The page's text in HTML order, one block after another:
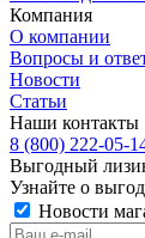
Компания
О компании
Вопросы и
Новости
Статьи
Наши контакты
8 (800) 222-05-
Выгодный
Узнайте о
Новости